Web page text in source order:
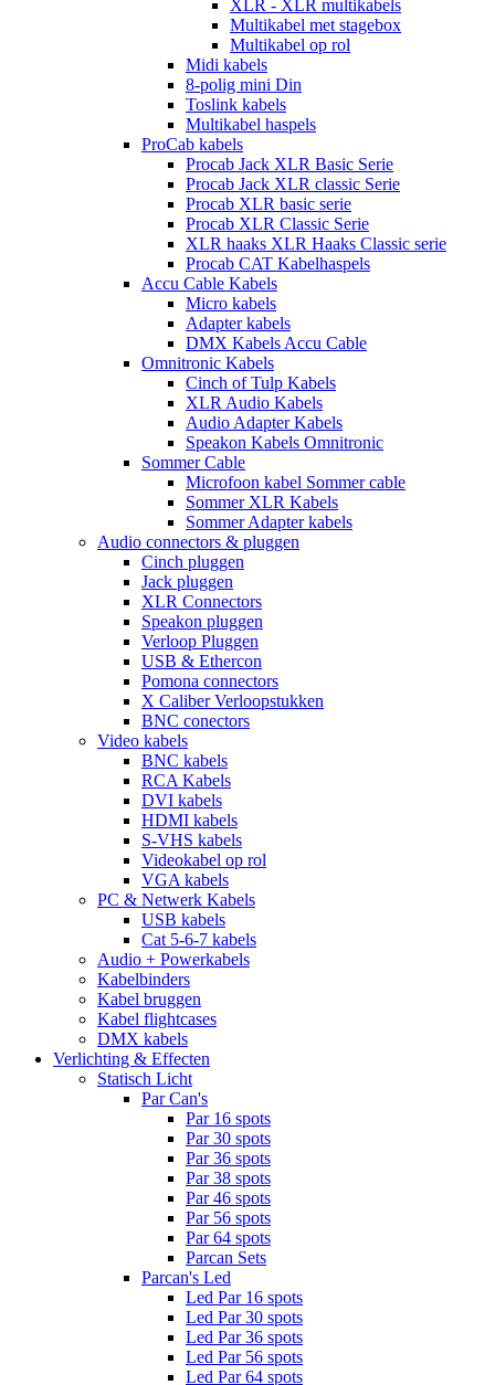
XLR - XLR multikabels
Multikabel met stagebox
Multikabel op rol
Midi kabels
8-polig mini Din
Toslink kabels
Multikabel haspels
ProCab kabels
Procab Jack XLR Basic Serie
Procab Jack XLR classic Serie
Procab XLR basic serie
Procab XLR Classic Serie
XLR haaks XLR Haaks Classic serie
Procab CAT Kabelhaspels
Accu Cable Kabels
Micro kabels
Adapter kabels
DMX Kabels Accu Cable
Omnitronic Kabels
Cinch of Tulp Kabels
XLR Audio Kabels
Audio Adapter Kabels
Speakon Kabels Omnitronic
Sommer Cable
Microfoon kabel Sommer cable
Sommer XLR Kabels
Sommer Adapter kabels
Audio connectors & pluggen
Cinch pluggen
Jack pluggen
XLR Connectors
Speakon pluggen
Verloop Pluggen
USB & Ethercon
Pomona connectors
X Caliber Verloopstukken
BNC conectors
Video kabels
BNC kabels
RCA Kabels
DVI kabels
HDMI kabels
S-VHS kabels
Videokabel op rol
VGA kabels
PC & Netwerk Kabels
USB kabels
Cat 5-6-7 kabels
Audio + Powerkabels
Kabelbinders
Kabel bruggen
Kabel flightcases
DMX kabels
Verlichting & Effecten
Statisch Licht
Par Can's
Par 16 spots
Par 30 spots
Par 36 spots
Par 38 spots
Par 46 spots
Par 56 spots
Par 64 spots
Parcan Sets
Parcan's Led
Led Par 16 spots
Led Par 30 spots
Led Par 36 spots
Led Par 56 spots
Led Par 64 spots